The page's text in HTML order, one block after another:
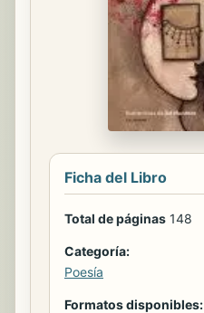
Ficha del Libro
Total de páginas 148
Categoría:
Poesía
Formatos disponibles: